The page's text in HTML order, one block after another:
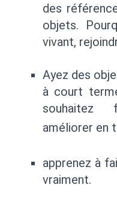
des
objets.
vivant,
Ayez des
à court
améliorer en
apprenez à
vraiment.